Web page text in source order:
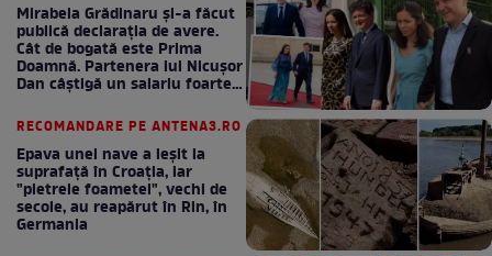
Mirabela Grădinaru și-a făcut
publică declarația de avere.
Cât de bogată este Prima
Doamnă. Partenera lui Nicușor
Dan câștigă un salariu foarte
RECOMANDARE PE ANTENA3.RO
Epava unei nave a ieșit la
suprafață în Croația, iar
"pietrele foametei", vechi de
secole, au reapărut în Rin, în
Germania